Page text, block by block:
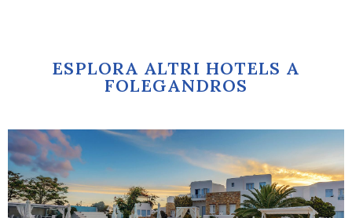
ESPLORA ALTRI HOTELS A
FOLEGANDROS